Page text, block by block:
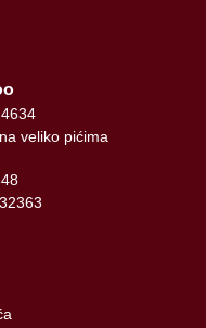
veliko pićima